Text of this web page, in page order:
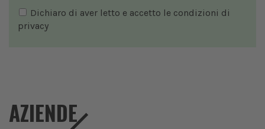
Dichiaro di aver letto e accetto le condizioni di
privacy
AZIENDE